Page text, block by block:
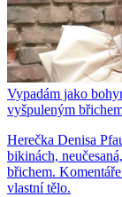
Vypadám jako
vyšpuleným
Herečka Denisa
bikinách,
břichem.
vlastní tělo.